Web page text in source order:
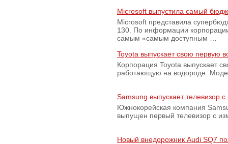
Microsoft выпустила самый
Microsoft представила
130. По информации
самым «самым доступным …
Toyota выпускает свою первую
Корпорация Toyota выпускает
работающую на водороде.
Samsung выпускает телевизор
Южнокорейская компания
выпущен первый телевизор с
Новый внедорожник Audi SQ7